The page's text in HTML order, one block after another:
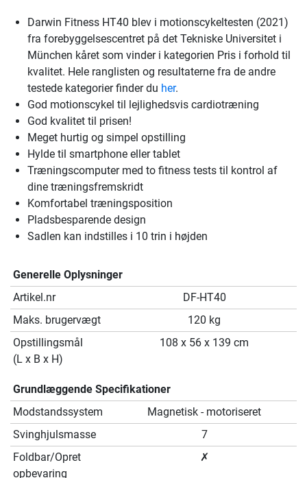
Darwin Fitness HT40 blev i motionscykeltesten (2021)
fra forebyggelsescentret på det Tekniske Universitet i
München kåret som vinder i kategorien Pris i forhold til
kvalitet. Hele ranglisten og resultaterne fra de andre
testede kategorier finder du her.
God motionscykel til lejlighedsvis cardiotræning
God kvalitet til prisen!
Meget hurtig og simpel opstilling
Hylde til smartphone eller tablet
Træningscomputer med to fitness tests til kontrol af
dine træningsfremskridt
Komfortabel træningsposition
Pladsbesparende design
Sadlen kan indstilles i 10 trin i højden
Generelle Oplysninger
Artikel.nr
DF-HT40
Maks. brugervægt
120 kg
Opstillingsmål
(L x B x H)
108 x 56 x 139 cm
Grundlæggende Specifikationer
Modstandssystem
Magnetisk - motoriseret
Svinghjulsmasse
7
Foldbar/Opret
opbevaring
✗